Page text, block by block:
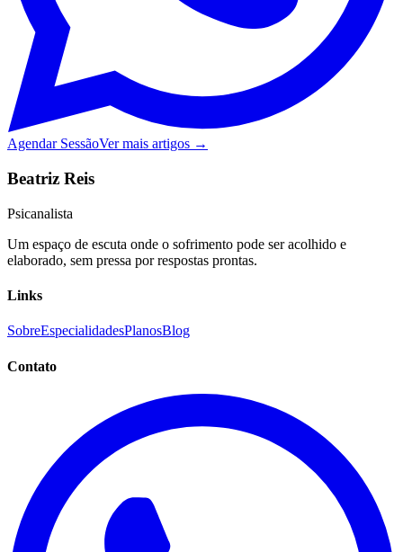
Agendar SessãoVer mais artigos →
Beatriz Reis
Psicanalista
Um espaço de escuta onde o sofrimento pode ser acolhido e
elaborado, sem pressa por respostas prontas.
Links
SobreEspecialidadesPlanosBlog
Contato